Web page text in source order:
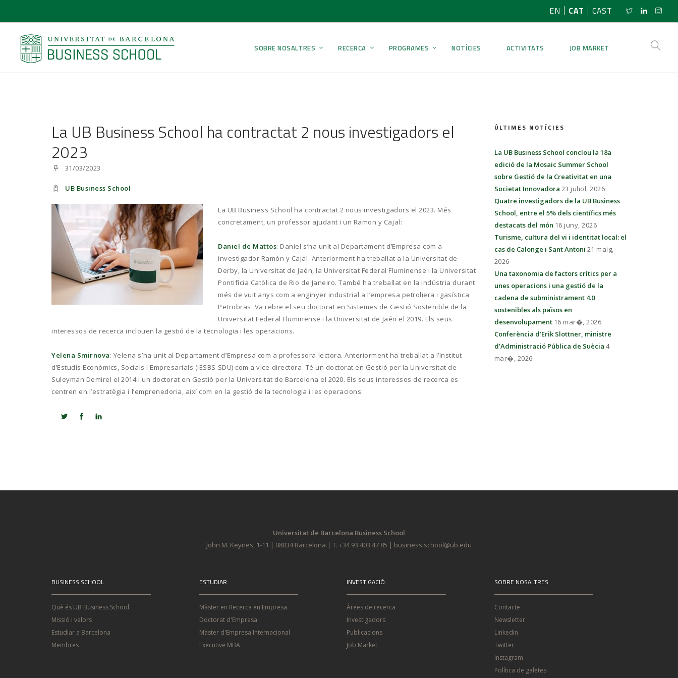
EN CAT CAST
SOBRE NOSALTRES RECERCA PROGRAMES NOTÍCIES ACTIVITATS JOB MARKET
La UB Business School ha contractat 2 nous investigadors el
2023
31/03/2023
UB Business School
La UB Business School ha contractat 2 nous investigadors el 2023. Més
concretament, un professor ajudant i un Ramon y Cajal:
Daniel de Mattos: Daniel s’ha unit al Departament d’Empresa com a
investigador Ramón y Cajal. Anteriorment ha treballat a la Universitat de
Derby, la Universitat de Jaén, la Universitat Federal Fluminense i la Universitat
Pontifícia Catòlica de Rio de Janeiro. També ha treballat en la indústria durant
més de vuit anys com a enginyer industrial a l’empresa petroliera i gasística
Petrobras. Va rebre el seu doctorat en Sistemes de Gestió Sostenible de la
Universitat Federal Fluminense i la Universitat de Jaén el 2019. Els seus
interessos de recerca inclouen la gestió de la tecnologia i les operacions.
Yelena Smirnova: Yelena s’ha unit al Departament d’Empresa com a professora lectora. Anteriorment ha treballat a l’Institut
d’Estudis Econòmics, Socials i Empresarials (IESBS SDU) com a vice-directora. Té un doctorat en Gestió per la Universitat de
Suleyman Demirel el 2014 i un doctorat en Gestió per la Universitat de Barcelona el 2020. Els seus interessos de recerca es
centren en l’estratègia i l’emprenedoria, així com en la gestió de la tecnologia i les operacions.
ÚLTIMES NOTÍCIES
La UB Business School conclou la 18a
edició de la Mosaic Summer School
sobre Gestió de la Creativitat en una
Societat Innovadora 23 juliol, 2026
Quatre investigadors de la UB Business
School, entre el 5% dels científics més
destacats del món 16 juny, 2026
Turisme, cultura del vi i identitat local: el
cas de Calonge i Sant Antoni 21 maig,
2026
Una taxonomia de factors crítics per a
unes operacions i una gestió de la
cadena de subministrament 4.0
sostenibles als països en
desenvolupament 16 mar�, 2026
Conferència d’Erik Slottner, ministre
d’Administració Pública de Suècia 4
mar�, 2026
Universitat de Barcelona Business School
John M. Keynes, 1-11 | 08034 Barcelona | T. +34 93 403 47 85 | business.school@ub.edu
BUSINESS SCHOOL
Què és UB Business School
Missió i valors
Estudiar a Barcelona
Membres
ESTUDIAR
Màster en Recerca en Empresa
Doctorat d'Empresa
Màster d'Empresa Internacional
Executive MBA
INVESTIGACIÓ
Àrees de recerca
Investigadors
Publicacions
Job Market
SOBRE NOSALTRES
Contacte
Newsletter
Linkedin
Twitter
Instagram
Política de galetes